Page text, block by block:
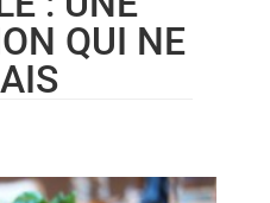
QUI NE